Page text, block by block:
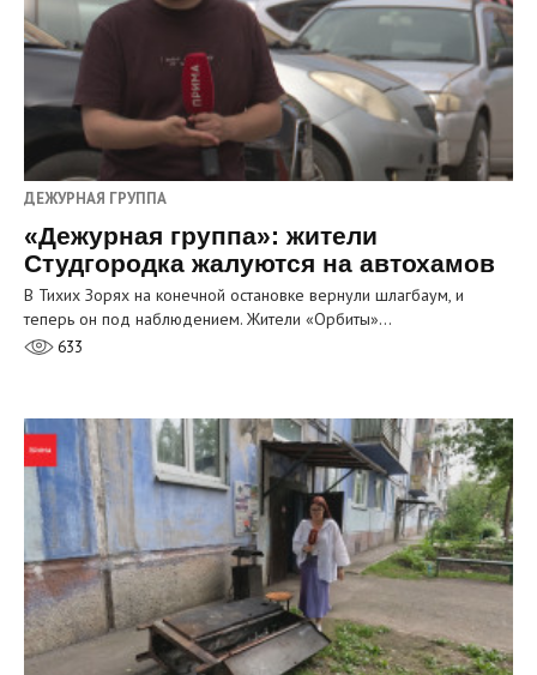
ДЕЖУРНАЯ ГРУППА
«Дежурная группа»: жители
Студгородка жалуются на автохамов
В Тихих Зорях на конечной остановке вернули шлагбаум, и
теперь он под наблюдением. Жители «Орбиты»…
633